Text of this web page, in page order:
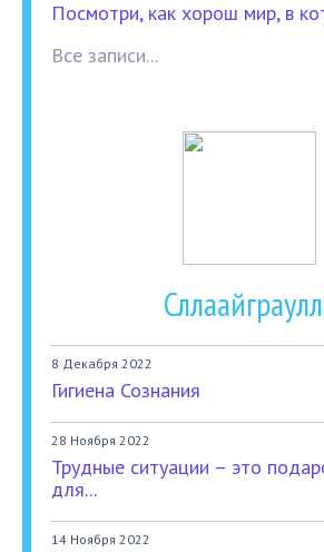
Посмотри, как хорош мир, в
Все записи...
8 Декабря 2022
Гигиена Сознания
28 Ноября 2022
Трудные ситуации – это
для...
14 Ноября 2022